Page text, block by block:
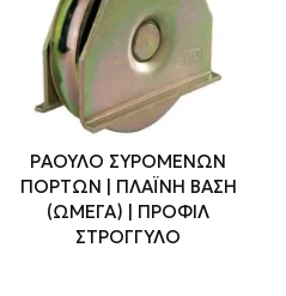
ΡΑΟΥΛΟ ΣΥΡΟΜΕΝΩΝ
ΠΟΡΤΩΝ | ΠΛΑΪΝΗ ΒΑΣΗ
(ΩΜΕΓΑ) | ΠΡΟΦΙΛ
ΣΤΡΟΓΓΥΛΟ